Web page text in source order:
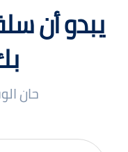
يبدو أن
حان